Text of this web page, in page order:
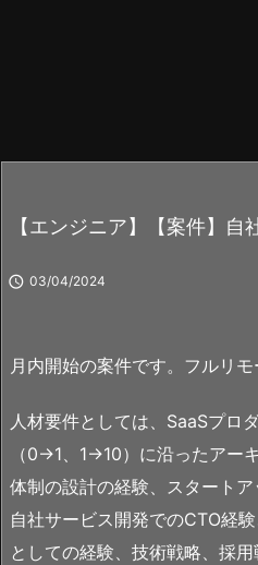
【エンジニア】【案件】
 03/04/2024
月内開始の案件です。フルリモ
人材要件としては、SaaSプロ
（0→1、1→10）に沿ったアー
体制の設計の経験、スタート
自社サービス開発でのCTO経
としての経験、技術戦略、採